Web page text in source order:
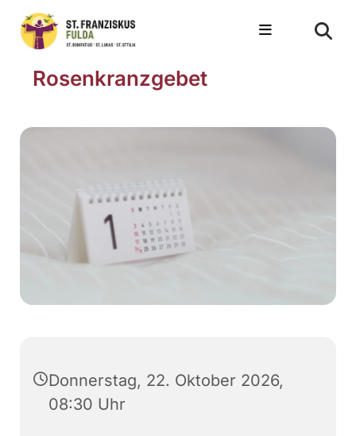
Rosenkranzgebet
Donnerstag, 22. Oktober 2026,
08:30 Uhr